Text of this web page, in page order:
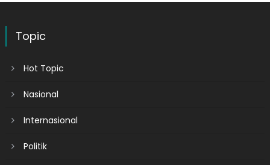
Topic
Hot Topic
Nasional
Internasional
Politik